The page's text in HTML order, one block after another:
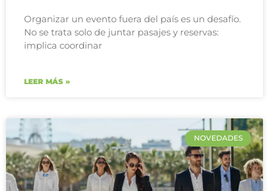
Organizar un evento fuera del país es un desafío.
No se trata solo de juntar pasajes y reservas:
implica coordinar
LEER MÁS »
NOVEDADES